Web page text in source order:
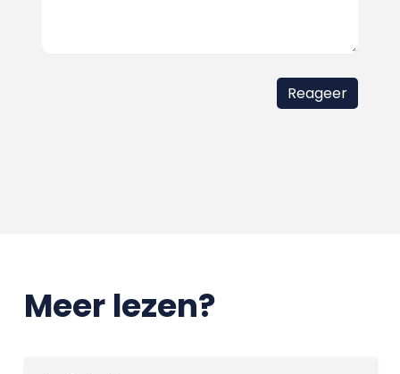
Meer lezen?